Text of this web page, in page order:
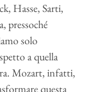
Hasse, Sarti,
pressoché
solo
a quella
Mozart, infatti,
questa